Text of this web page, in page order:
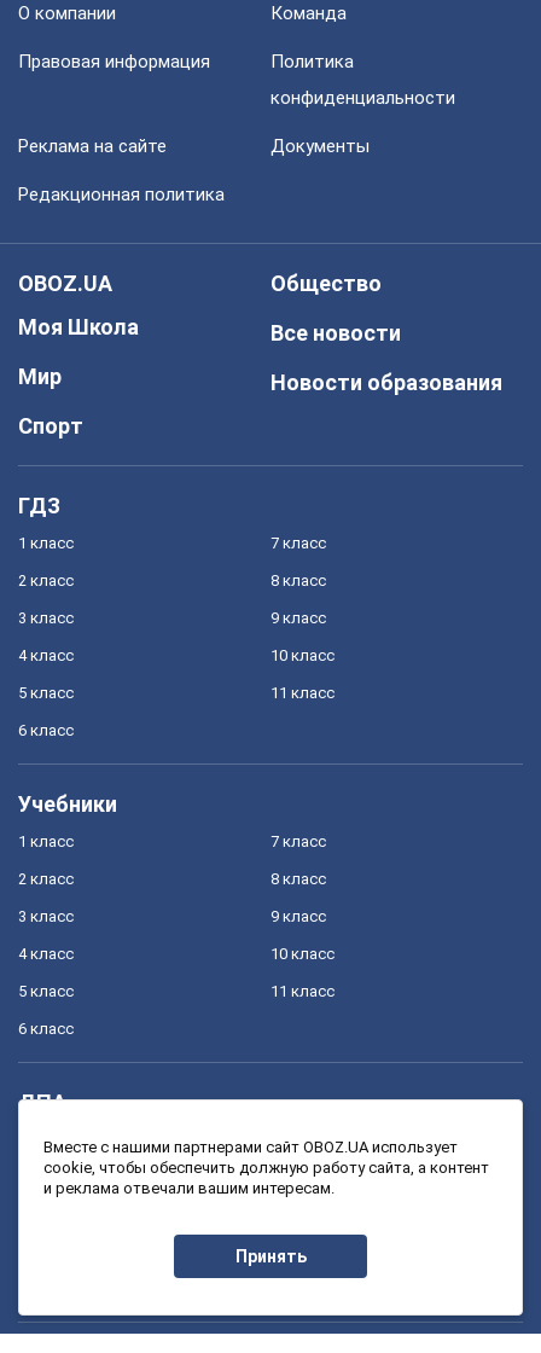
О компании Команда
Правовая информация
Политика
конфиденциальности
Реклама на сайте Документы
Редакционная политика
OBOZ.UA
Моя Школа
Мир
Спорт
Общество
Все новости
Новости образования
ГДЗ
1 класс
2 класс
3 класс
4 класс
5 класс
6 класс
7 класс
8 класс
9 класс
10 класс
11 класс
Учебники
1 класс
2 класс
3 класс
4 класс
5 класс
6 класс
7 класс
8 класс
9 класс
10 класс
11 класс
ДПА
4 класс
9 класс
11 класс
Вместе с нашими партнерами сайт OBOZ.UA использует
cookie, чтобы обеспечить должную работу сайта, а контент
и реклама отвечали вашим интересам.
Принять